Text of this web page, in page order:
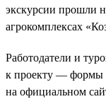
экскурсии прошли
агрокомплексах
Работодатели и
к проекту — формы
на официальном